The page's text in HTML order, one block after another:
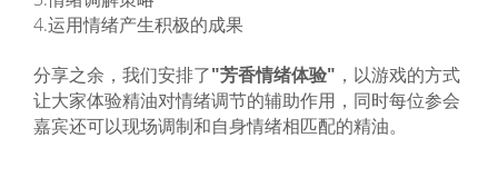
4.运用情绪产生积极的成果
分享之余，我们安排了"芳香情绪体验" ，以游戏的方式
让大家体验精油对情绪调节的辅助作用，同时每位参会
嘉宾还可以现场调制和自身情绪相匹配的精油。